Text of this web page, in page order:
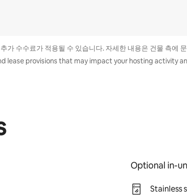
가 수수료가 적용될 수 있습니다. 자세한 내용은 건물 측에
lease provisions that may impact your hosting activity
Optional in-
Stainless